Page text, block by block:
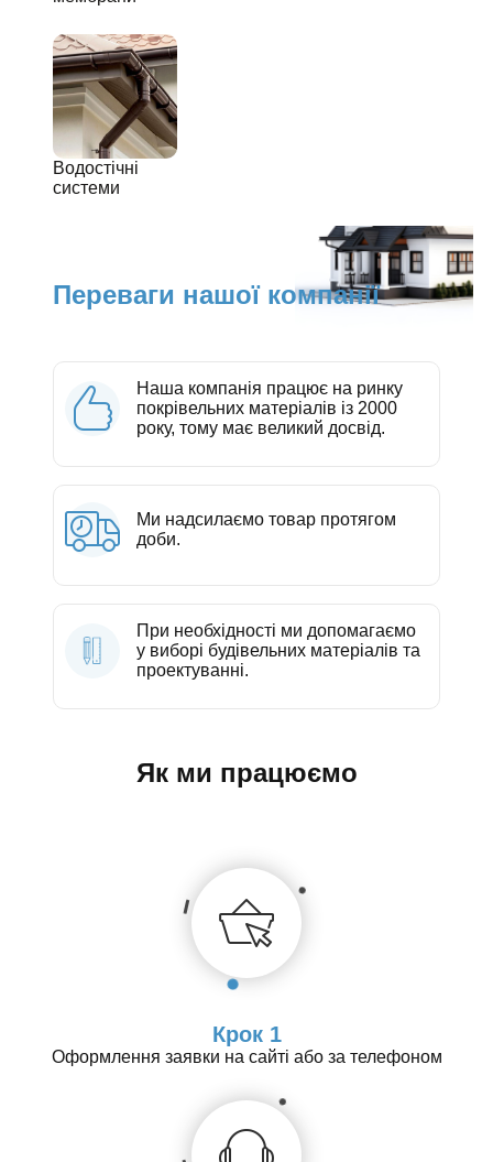
Водостічні
системи
Переваги нашої компанії
Наша компанія працює на ринку
покрівельних матеріалів із 2000
року, тому має великий досвід.
Ми надсилаємо товар протягом
доби.
При необхідності ми допомагаємо
у виборі будівельних матеріалів та
проектуванні.
Як ми працюємо
Крок 1
Оформлення заявки на сайті або за телефоном